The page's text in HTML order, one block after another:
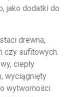
jako dodatki do
drewna,
czy sufitowych.
ciepły
wyciągnięty
wytworności